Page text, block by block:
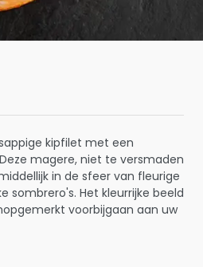
kipfilet met een
magere, niet te versmaden
in de sfeer van fleurige
sombrero's. Het kleurrijke beeld
voorbijgaan aan uw